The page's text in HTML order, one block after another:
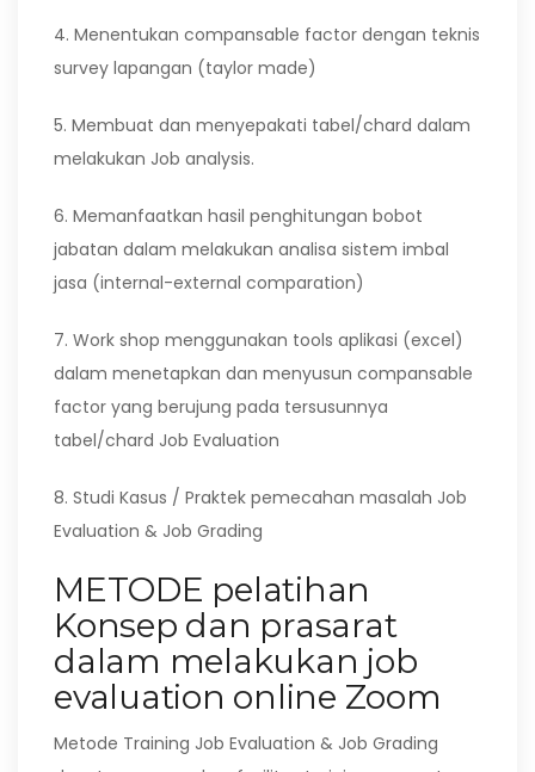
4. Menentukan compansable factor dengan teknis
survey lapangan (taylor made)
5. Membuat dan menyepakati tabel/chard dalam
melakukan Job analysis.
6. Memanfaatkan hasil penghitungan bobot
jabatan dalam melakukan analisa sistem imbal
jasa (internal-external comparation)
7. Work shop menggunakan tools aplikasi (excel)
dalam menetapkan dan menyusun compansable
factor yang berujung pada tersusunnya
tabel/chard Job Evaluation
8. Studi Kasus / Praktek pemecahan masalah Job
Evaluation & Job Grading
METODE pelatihan
Konsep dan prasarat
dalam melakukan job
evaluation online Zoom
Metode Training Job Evaluation & Job Grading